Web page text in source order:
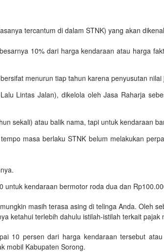
tercantum di dalam STNK) yang akan
10% dari harga kendaraan atau harga
menurun tiap tahun karena penyusutan nilai
Lintas Jalan), dikelola oleh Jasa Raharja
sekali) atau balik nama, tapi untuk kendaraan
masa berlaku STNK belum melakukan
untuk kendaraan bermotor roda dua dan
masih terasa asing di telinga Anda. Oleh
ketahui terlebih dahulu istilah-istilah terkait pajak
10 persen dari harga kendaraan tersebut
mobil Kabupaten Sorong.